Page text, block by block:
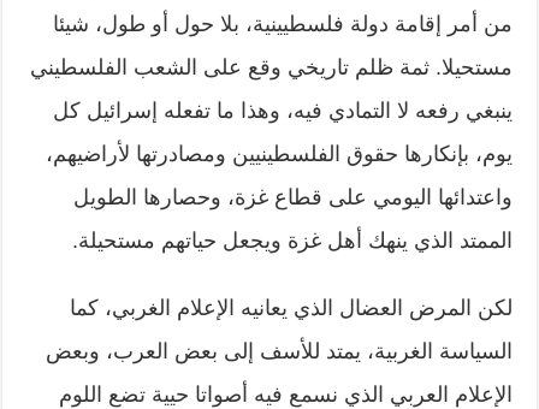
من أمر إقامة دولة فلسطيينية، بلا حول أو طول، شيئا
مستحيلا. ثمة ظلم تاريخي وقع على الشعب الفلسطيني
ينبغي رفعه لا التمادي فيه، وهذا ما تفعله إسرائيل كل
يوم، بإنكارها حقوق الفلسطينيين ومصادرتها لأراضيهم،
واعتدائها اليومي على قطاع غزة، وحصارها الطويل
الممتد الذي ينهك أهل غزة ويجعل حياتهم مستحيلة.
لكن المرض العضال الذي يعانيه الإعلام الغربي، كما
السياسة الغربية، يمتد للأسف إلى بعض العرب، وبعض
الإعلام العربي الذي نسمع فيه أصواتا حيية تضع اللوم